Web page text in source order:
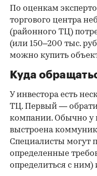
По оценкам
торгового центра
(районного ТЦ)
(или 150–200 тыс.
можно купить
Куда
У инвестора есть
ТЦ. Первый —
компании. Обычно у
выстроена
Специалисты могут
определенные
определиться с ним)